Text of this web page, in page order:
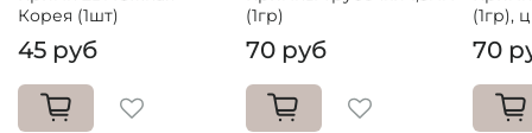
Корея (1шт)
45 руб
(1гр)
70 руб
(1гр),
70